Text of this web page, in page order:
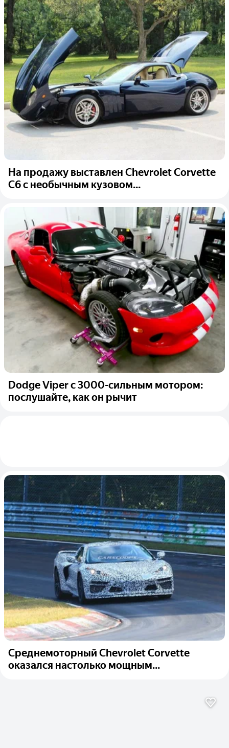
На продажу выставлен Chevrolet Corvette
C6 с необычным кузовом...
Dodge Viper с 3000-сильным мотором:
послушайте, как он рычит
Среднемоторный Chevrolet Corvette
оказался настолько мощным...